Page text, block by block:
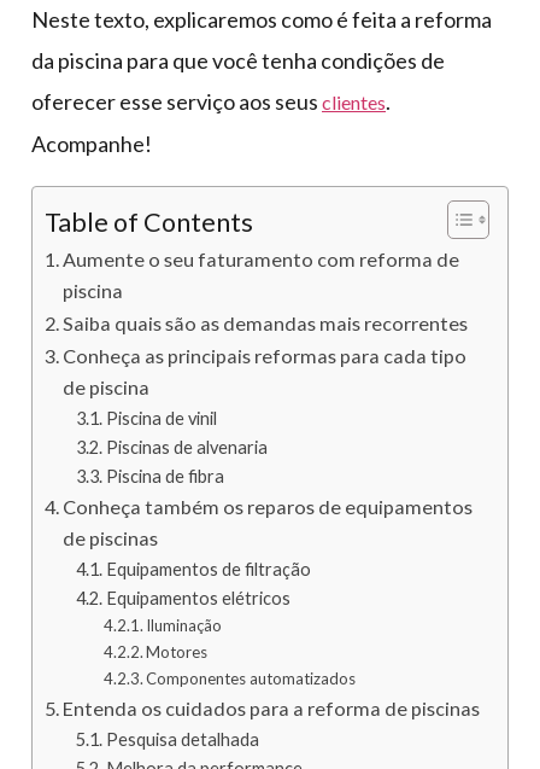
Neste texto, explicaremos como é feita a reforma
da piscina para que você tenha condições de
oferecer esse serviço aos seus clientes.
Acompanhe!
Table of Contents
Aumente o seu faturamento com reforma de
piscina
Saiba quais são as demandas mais recorrentes
Conheça as principais reformas para cada tipo
de piscina
Piscina de vinil
Piscinas de alvenaria
Piscina de fibra
Conheça também os reparos de equipamentos
de piscinas
Equipamentos de filtração
Equipamentos elétricos
Iluminação
Motores
Componentes automatizados
Entenda os cuidados para a reforma de piscinas
Pesquisa detalhada